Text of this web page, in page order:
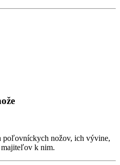
poľovníckych nožov, ich vývine,
k nim.